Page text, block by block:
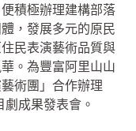
積極辦理建構部落
，發展多元的原民
民表演藝術品質與
。為豐富阿里山山
術團」合作辦理
劇成果發表會。